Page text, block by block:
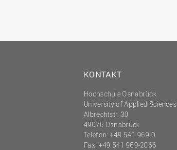
KONTAKT
Hochschule Osnabrück
University of Applied Sciences
Albrechtstr. 30
49076 Osnabrück
Telefon: +49 541 969-0
Fax: +49 541 969-2066